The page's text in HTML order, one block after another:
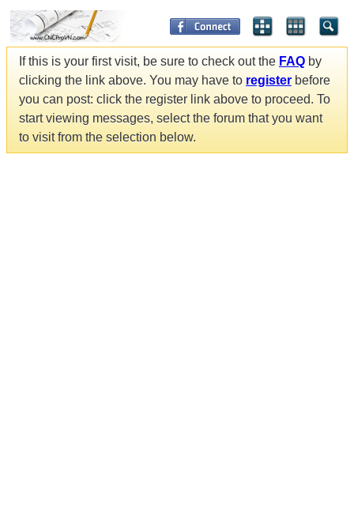
If this is your first visit, be sure to check out the FAQ by
clicking the link above. You may have to register before
you can post: click the register link above to proceed. To
start viewing messages, select the forum that you want
to visit from the selection below.